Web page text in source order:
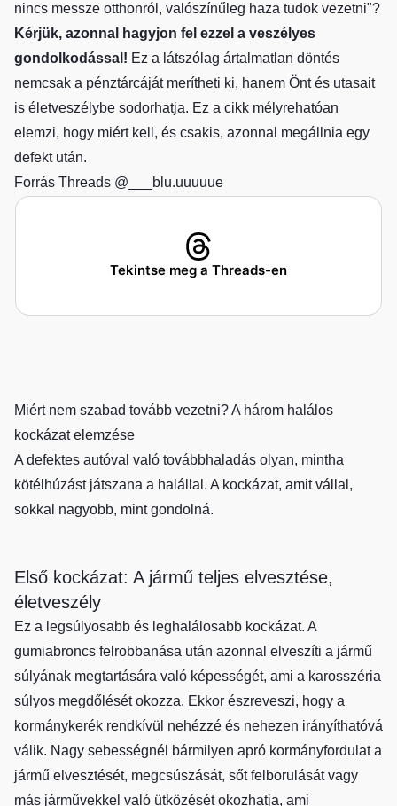
nincs messze otthonról, valószínűleg haza tudok vezetni"?
Kérjük, azonnal hagyjon fel ezzel a veszélyes
gondolkodással! Ez a látszólag ártalmatlan döntés
nemcsak a pénztárcáját merítheti ki, hanem Önt és utasait
is életveszélybe sodorhatja. Ez a cikk mélyrehatóan
elemzi, hogy miért kell, és csakis, azonnal megállnia egy
defekt után.
Forrás Threads @___blu.uuuuue
Tekintse meg a Threads-en
Miért nem szabad tovább vezetni? A három halálos
kockázat elemzése
A defektes autóval való továbbhaladás olyan, mintha
kötélhúzást játszana a halállal. A kockázat, amit vállal,
sokkal nagyobb, mint gondolná.
Első kockázat: A jármű teljes elvesztése,
életveszély
Ez a legsúlyosabb és leghalálosabb kockázat. A
gumiabroncs felrobbanása után azonnal elveszíti a jármű
súlyának megtartására való képességét, ami a karosszéria
súlyos megdőlését okozza. Ekkor észreveszi, hogy a
kormánykerék rendkívül nehézzé és nehezen irányíthatóvá
válik. Nagy sebességnél bármilyen apró kormányfordulat a
jármű elvesztését, megcsúszását, sőt felborulását vagy
más járművekkel való ütközését okozhatja, ami